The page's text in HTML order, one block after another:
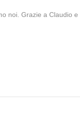
noi. Grazie a Claudio